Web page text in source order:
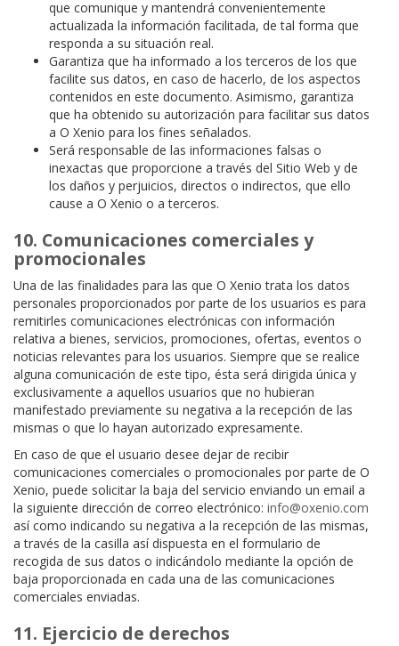
que comunique y mantendrá convenientemente
actualizada la información facilitada, de tal forma que
responda a su situación real.
Garantiza que ha informado a los terceros de los que
facilite sus datos, en caso de hacerlo, de los aspectos
contenidos en este documento. Asimismo, garantiza
que ha obtenido su autorización para facilitar sus datos
a O Xenio para los fines señalados.
Será responsable de las informaciones falsas o
inexactas que proporcione a través del Sitio Web y de
los daños y perjuicios, directos o indirectos, que ello
cause a O Xenio o a terceros.
10. Comunicaciones comerciales y
promocionales
Una de las finalidades para las que O Xenio trata los datos
personales proporcionados por parte de los usuarios es para
remitirles comunicaciones electrónicas con información
relativa a bienes, servicios, promociones, ofertas, eventos o
noticias relevantes para los usuarios. Siempre que se realice
alguna comunicación de este tipo, ésta será dirigida única y
exclusivamente a aquellos usuarios que no hubieran
manifestado previamente su negativa a la recepción de las
mismas o que lo hayan autorizado expresamente.
En caso de que el usuario desee dejar de recibir
comunicaciones comerciales o promocionales por parte de O
Xenio, puede solicitar la baja del servicio enviando un email a
la siguiente dirección de correo electrónico: info@oxenio.com
así como indicando su negativa a la recepción de las mismas,
a través de la casilla así dispuesta en el formulario de
recogida de sus datos o indicándolo mediante la opción de
baja proporcionada en cada una de las comunicaciones
comerciales enviadas.
11. Ejercicio de derechos